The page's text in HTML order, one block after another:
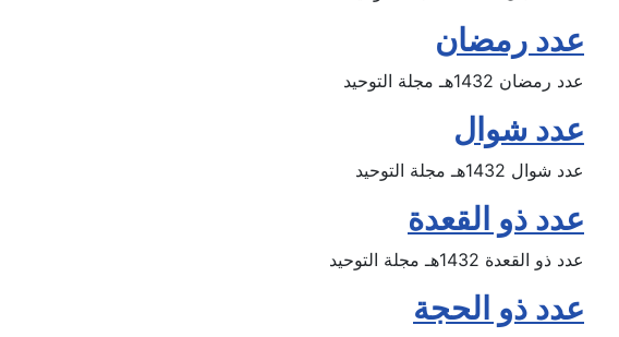
عدد رمضان
عدد رمضان 1432هـ مجلة التوحيد
عدد شوال
عدد شوال 1432هـ مجلة التوحيد
عدد ذو القعدة
عدد ذو القعدة 1432هـ مجلة التوحيد
عدد ذو الحجة